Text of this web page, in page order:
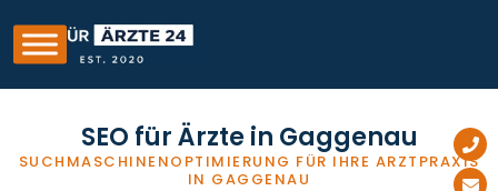
SEO für Ärzte in Gaggenau
SUCHMASCHINENOPTIMIERUNG FÜR IHRE ARZTPRAXIS
IN GAGGENAU